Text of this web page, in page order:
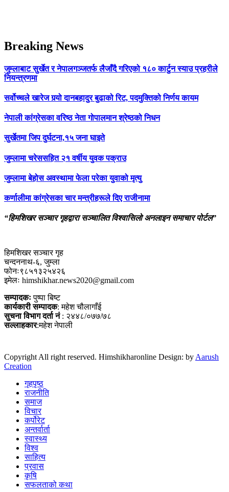
Breaking News
जुम्लाबाट सुर्खेत र नेपालगञ्जतर्फ लैजाँदै गरिएको १८० कार्टुन स्याउ प्रहरीले
नियन्त्रणमा
सर्वोच्चले खारेज गर्‍यो दानबहादुर बुढाको रिट, पदमुक्तिको निर्णय कायम
नेपाली कांग्रेसका वरिष्ठ नेता गोपालमान श्रेष्ठको निधन
सुर्खेतमा जिप दुर्घटना,१५ जना घाइते
जुम्लामा चरेससहित २१ वर्षीय युवक पक्राउ
जुम्लामा बेहोस अवस्थामा फेला परेका युवाको मृत्यु
कर्णालीमा कांग्रेसका चार मन्त्रीहरूले दिए राजीनामा
“हिमशिखर सञ्चार गृहद्वारा सञ्चालित विश्वासिलो अनलाइन समाचार पोर्टल”
हिमशिखर सञ्चार गृह
चन्दननाथ-६, जुम्ला
फोनः९८५१३२५४२६
इमेलः himshikhar.news2020@gmail.com
सम्पादकःपुष्पा बिष्ट
कार्यकारी सम्पादक: महेश चौलागाँई
सुचना विभाग दर्ता नं: २४४८/०७७/७८
सल्लाहकार:महेश नेपाली
Copyright All right reserved. Himshikharonline Design: byAarush
Creation
गृहपृष्ठ
राजनीति
समाज
विचार
कर्पोरेट
अन्तर्वार्ता
स्वास्थ्य
विश्व
साहित्य
प्रवास
कृषि
सफलताको कथा